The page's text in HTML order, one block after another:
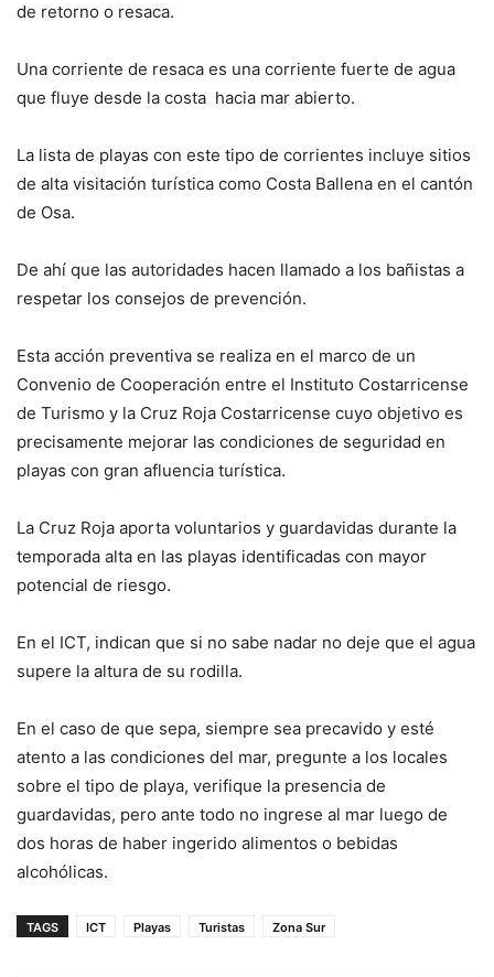
de retorno o resaca.
Una corriente de resaca es una corriente fuerte de agua
que fluye desde la costa hacia mar abierto.
La lista de playas con este tipo de corrientes incluye sitios
de alta visitación turística como Costa Ballena en el cantón
de Osa.
De ahí que las autoridades hacen llamado a los bañistas a
respetar los consejos de prevención.
Esta acción preventiva se realiza en el marco de un
Convenio de Cooperación entre el Instituto Costarricense
de Turismo y la Cruz Roja Costarricense cuyo objetivo es
precisamente mejorar las condiciones de seguridad en
playas con gran afluencia turística.
La Cruz Roja aporta voluntarios y guardavidas durante la
temporada alta en las playas identificadas con mayor
potencial de riesgo.
En el ICT, indican que si no sabe nadar no deje que el agua
supere la altura de su rodilla.
En el caso de que sepa, siempre sea precavido y esté
atento a las condiciones del mar, pregunte a los locales
sobre el tipo de playa, verifique la presencia de
guardavidas, pero ante todo no ingrese al mar luego de
dos horas de haber ingerido alimentos o bebidas
alcohólicas.
TAGS ICT Playas Turistas Zona Sur